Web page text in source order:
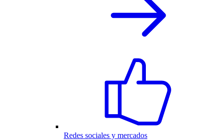
Redes sociales y mercados